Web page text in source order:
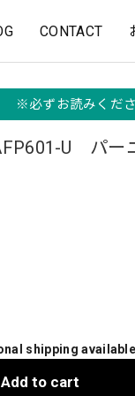
CONTACT
※必ずお読みくだ
U パー
shipping
Add to cart